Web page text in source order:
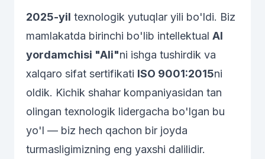
2025-yil texnologik yutuqlar yili bo'ldi. Biz
mamlakatda birinchi bo'lib intellektual AI
yordamchisi "Ali"ni ishga tushirdik va
xalqaro sifat sertifikati ISO 9001:2015ni
oldik. Kichik shahar kompaniyasidan tan
olingan texnologik lidergacha bo'lgan bu
yo'l — biz hech qachon bir joyda
turmasligimizning eng yaxshi dalilidir.